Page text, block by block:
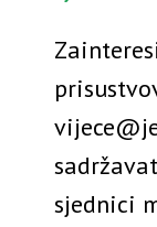
sjednici